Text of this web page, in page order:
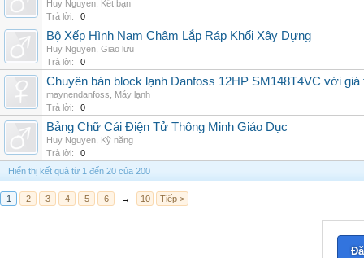
Huy Nguyen Kết bạn
Trả lời:
0
Bộ Xếp Hình Nam Châm Lắp Ráp Khối Xây Dựng
Huy Nguyen Giao lưu
Trả lời:
0
Chuyên bán block lạnh Danfoss 12HP SM148T4VC với
maynendanfoss
Máy lạnh
Trả lời:
0
Bảng Chữ Cái Điện Tử Thông Minh Giáo Dục
Huy Nguyen Kỹ năng
Trả lời:
0
Hiển thị kết quả từ 1 đến 20 của 200
1 2 3 4 5 6 → 10 Tiếp >